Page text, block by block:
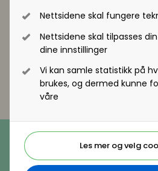
Nettsidene skal fungere
Nettsidene skal tilpasses
dine innstillinger
Vi kan samle statistikk på
brukes, og dermed kunne
våre
Les mer og velg
Nettside
https://braekhus.no/
Telefon
(+47) 22 11 11 22
E-post